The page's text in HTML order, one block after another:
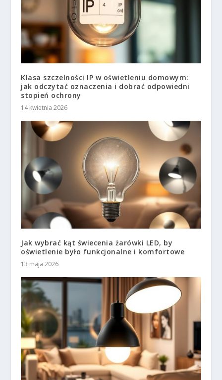
Klasa szczelności IP w oświetleniu domowym:
jak odczytać oznaczenia i dobrać odpowiedni
stopień ochrony
14 kwietnia 2026
Jak wybrać kąt świecenia żarówki LED, by
oświetlenie było funkcjonalne i komfortowe
13 maja 2026